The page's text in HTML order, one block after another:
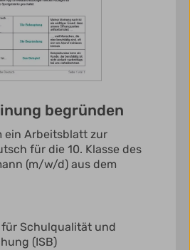
begründen
ein Arbeitsblatt zur
für die 10. Klasse des
(m/w/d) aus dem
Schulqualität und
(ISB)